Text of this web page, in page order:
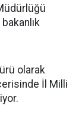
olarak
İl Milli